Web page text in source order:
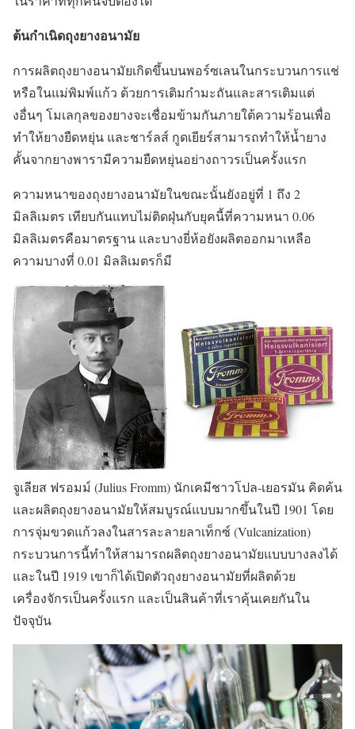
ต้นกำเนิดถุงยางอนามัย
การผลิตถุงยางอนามัยเกิดขึ้นบนพอร์ซเลนในกระบวนการแช่
หรือในแม่พิมพ์แก้ว ด้วยการเติมกำมะถันและสารเติมแต่
งอื่นๆ โมเลกุลของยางจะเชื่อมข้ามกันภายใต้ความร้อนเพื่อ
ทำให้ยางยืดหยุ่น และชาร์ลส์ กูดเยียร์สามารถทำให้น้ำยาง
คั้นจากยางพารามีความยืดหยุ่นอย่างถาวรเป็นครั้งแรก
ความหนาของถุงยางอนามัยในขณะนั้นยังอยู่ที่ 1 ถึง 2
มิลลิเมตร เทียบกันแทบไม่ติดฝุ่นกับยุคนี้ที่ความหนา 0.06
มิลลิเมตรคือมาตรฐาน และบางยี่ห้อยังผลิตออกมาเหลือ
ความบางที่ 0.01 มิลลิเมตรก็มี
จูเลียส ฟรอมม์ (Julius Fromm) นักเคมีชาวโปล-เยอรมัน คิดค้น
และผลิตถุงยางอนามัยให้สมบูรณ์แบบมากขึ้นในปี 1901 โดย
การจุ่มขวดแก้วลงในสารละลายลาเท็กซ์ (Vulcanization)
กระบวนการนี้ทำให้สามารถผลิตถุงยางอนามัยแบบบางลงได้
และในปี 1919 เขาก็ได้เปิดตัวถุงยางอนามัยที่ผลิตด้วย
เครื่องจักรเป็นครั้งแรก และเป็นสินค้าที่เราคุ้นเคยกันใน
ปัจจุบัน